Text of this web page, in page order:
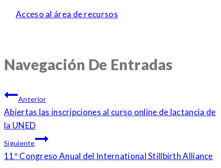
Acceso al área de recursos
Navegación De Entradas
Anterior
Abiertas las inscripciones al curso online de lactancia de
la UNED
Siguiente
11º Congreso Anual del International Stillbirth Alliance